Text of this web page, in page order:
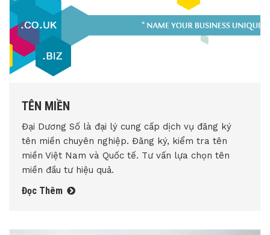
TÊN MIỀN
Đại Dương Số là đại lý cung cấp dịch vụ đăng ký
tên miền chuyên nghiệp. Đăng ký, kiểm tra tên
miền Việt Nam và Quốc tế. Tư vấn lựa chọn tên
miền đầu tư hiệu quả.
Đọc Thêm